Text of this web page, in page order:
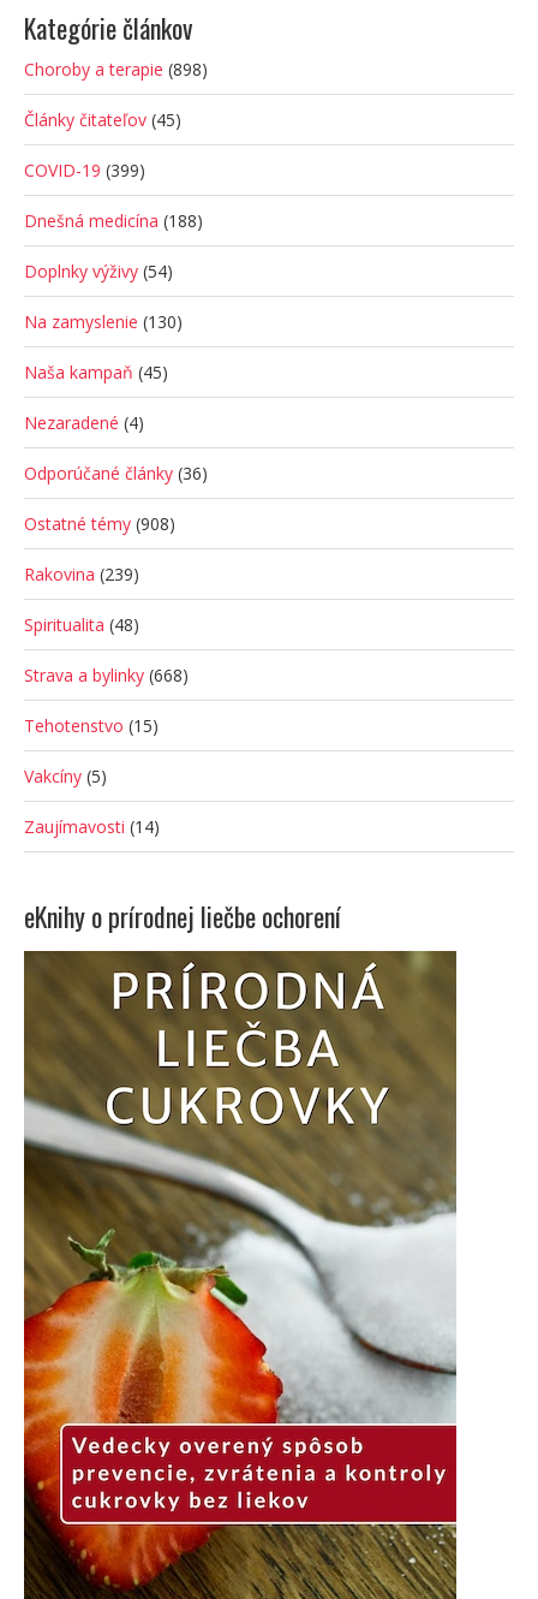
Kategórie článkov
Choroby a terapie (898)
Články čitateľov (45)
COVID-19 (399)
Dnešná medicína (188)
Doplnky výživy (54)
Na zamyslenie (130)
Naša kampaň (45)
Nezaradené (4)
Odporúčané články (36)
Ostatné témy (908)
Rakovina (239)
Spiritualita (48)
Strava a bylinky (668)
Tehotenstvo (15)
Vakcíny (5)
Zaujímavosti (14)
eKnihy o prírodnej liečbe ochorení